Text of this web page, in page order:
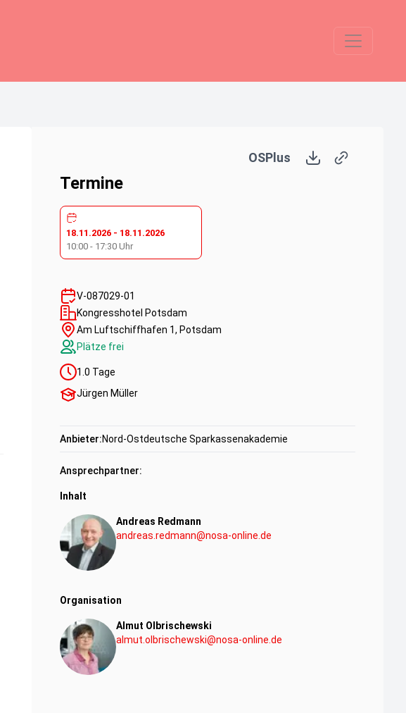
OSPlus
Termine
18.11.2026 - 18.11.2026
10:00 - 17:30 Uhr
V-087029-01
Kongresshotel Potsdam
Am Luftschiffhafen 1, Potsdam
Plätze frei
1.0 Tage
Jürgen Müller
Anbieter:Nord-Ostdeutsche Sparkassenakademie
Ansprechpartner:
Inhalt
Andreas Redmann
andreas.redmann@nosa-online.de
Organisation
Almut Olbrischewski
almut.olbrischewski@nosa-online.de